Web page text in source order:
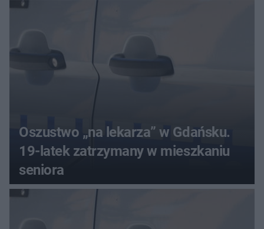
Oszustwo „na lekarza” w Gdańsku.
19-latek zatrzymany w mieszkaniu
seniora